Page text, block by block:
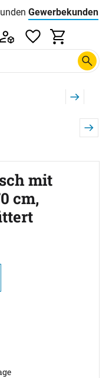
Preisliste:
Gewerbekunden
& Beratung unter
mit
cm,